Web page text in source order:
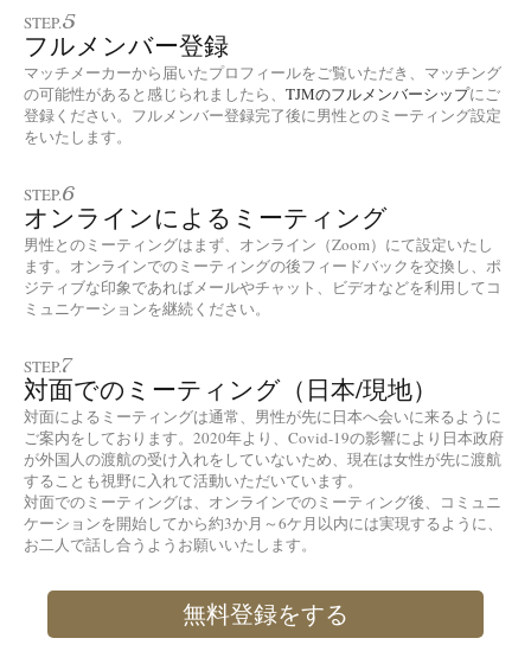
STEP.5
フルメンバー登録
マッチメーカーから届いたプロフィールをご覧いただき、マッチング
の可能性があると感じられましたら、 TJMのフルメンバーシップにご
登録ください。フルメンバー登録完了後に男性とのミーティング設定
をいたします。
STEP.6
オンラインによるミーティング
男性とのミーティングはまず、オンライン（Zoom）にて設定いたし
ます。オンラインでのミーティングの後フィードバックを交換し、ポ
ジティブな印象であればメールやチャット、ビデオなどを利用してコ
ミュニケーションを継続ください。
STEP.7
対面でのミーティング（日本/現地）
対面によるミーティングは通常、男性が先に日本へ会いに来るように
ご案内をしております。2020年より、Covid-19の影響により日本政府
が外国人の渡航の受け入れをしていないため、現在は女性が先に渡航
することも視野に入れて活動いただいています。
対面でのミーティングは、オンラインでのミーティング後、コミュニ
ケーションを開始してから約3か月～6ケ月以内には実現するように、
お二人で話し合うようお願いいたします。
無料登録をする